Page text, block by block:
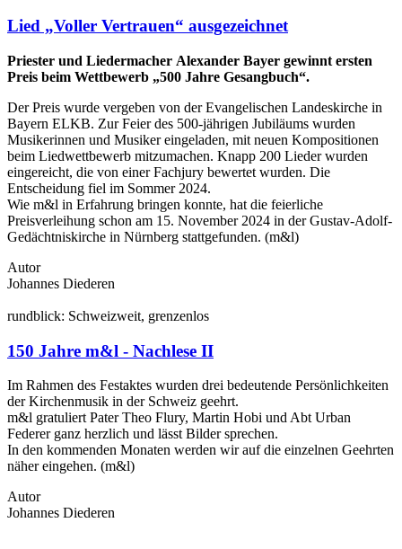
Lied „Voller Vertrauen“ ausgezeichnet
Priester und Liedermacher Alexander Bayer gewinnt ersten
Preis beim Wettbewerb „500 Jahre Gesangbuch“.
Der Preis wurde vergeben von der Evangelischen Landeskirche in
Bayern ELKB. Zur Feier des 500-jährigen Jubiläums wurden
Musikerinnen und Musiker eingeladen, mit neuen Kompositionen
beim Liedwettbewerb mitzumachen. Knapp 200 Lieder wurden
eingereicht, die von einer Fachjury bewertet wurden. Die
Entscheidung fiel im Sommer 2024.
Wie m&l in Erfahrung bringen konnte, hat die feierliche
Preisverleihung schon am 15. November 2024 in der Gustav-Adolf-
Gedächtniskirche in Nürnberg stattgefunden. (m&l)
Autor
Johannes Diederen
rundblick: Schweizweit, grenzenlos
150 Jahre m&l - Nachlese II
Im Rahmen des Festaktes wurden drei bedeutende Persönlichkeiten
der Kirchenmusik in der Schweiz geehrt.
m&l gratuliert Pater Theo Flury, Martin Hobi und Abt Urban
Federer ganz herzlich und lässt Bilder sprechen.
In den kommenden Monaten werden wir auf die einzelnen Geehrten
näher eingehen. (m&l)
Autor
Johannes Diederen